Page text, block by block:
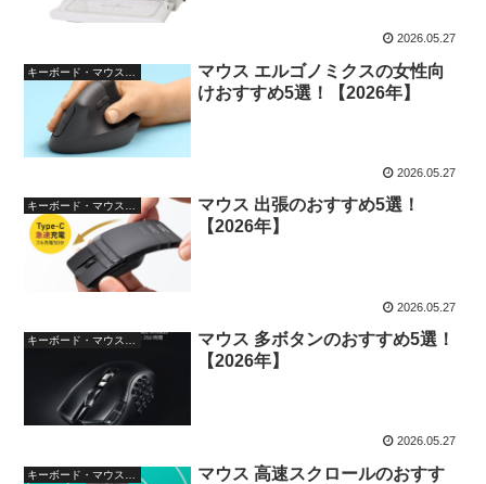
2026.05.27
マウス エルゴノミクスの女性向
けおすすめ5選！【2026年】
2026.05.27
キーボード・マウス・入力機器
マウス 出張のおすすめ5選！
【2026年】
2026.05.27
マウス 多ボタンのおすすめ5選！
【2026年】
2026.05.27
マウス 高速スクロールのおすす